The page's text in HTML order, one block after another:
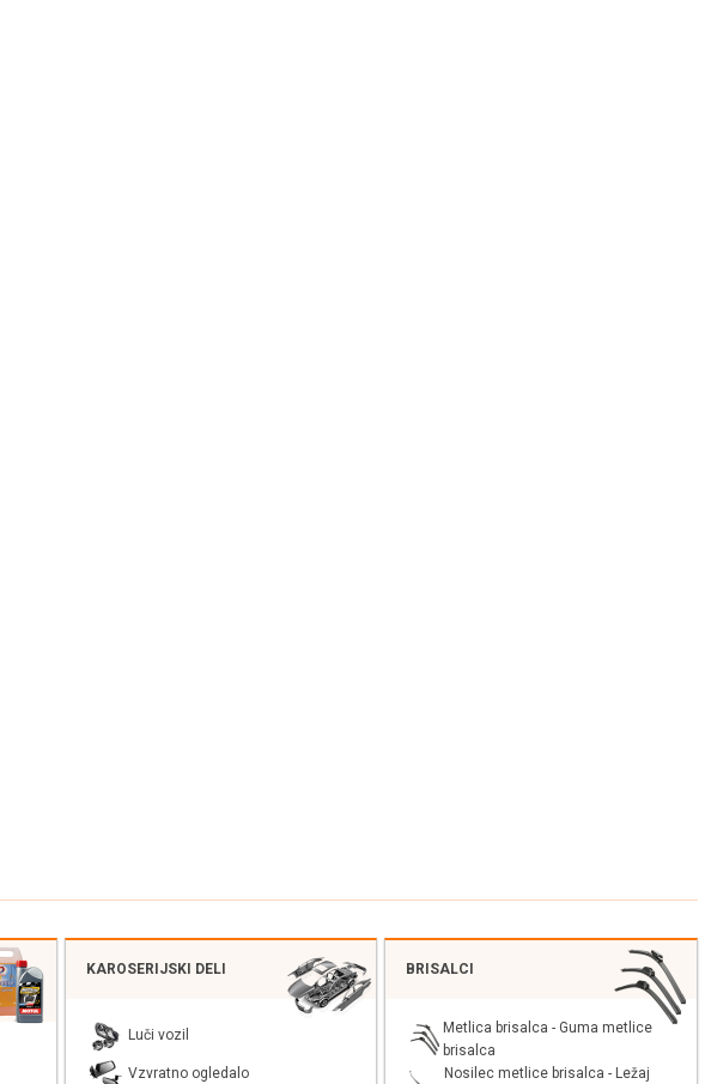
KAROSERIJSKI DELI
Luči vozil
Vzvratno ogledalo
BRISALCI
Metlica brisalca - Guma metlice
brisalca
Nosilec metlice brisalca - Ležaj